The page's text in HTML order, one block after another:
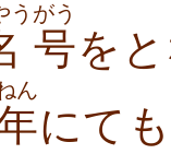
う
号
がう
を
ん
にて